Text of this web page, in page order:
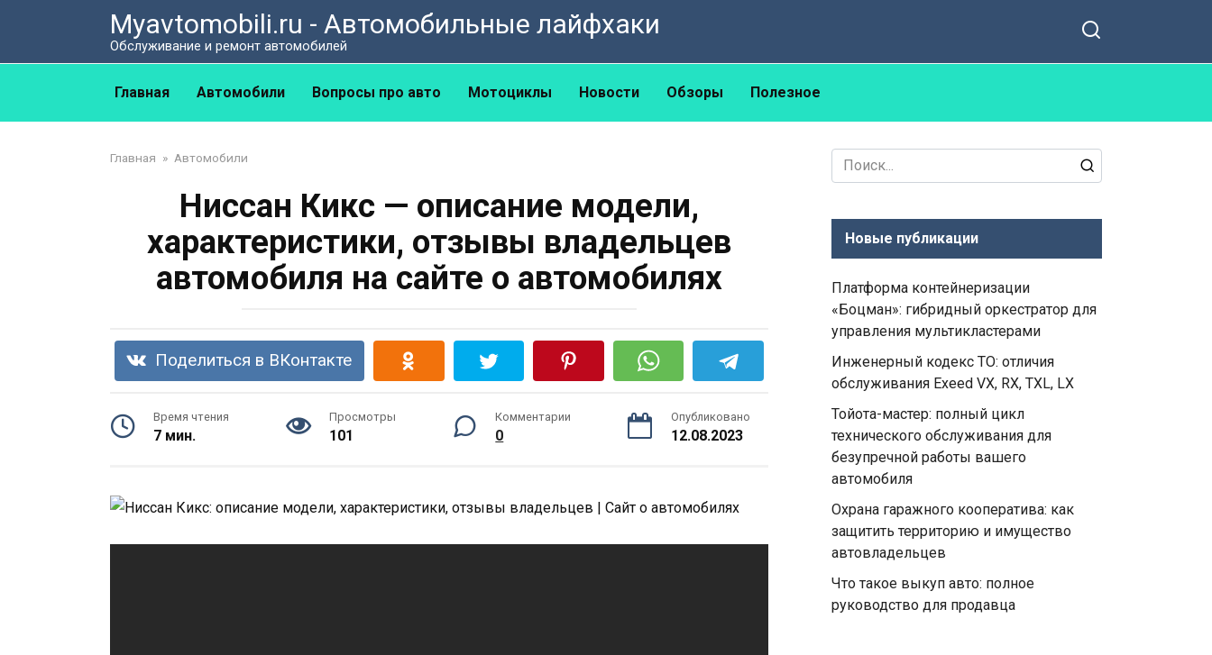
Myavtomobili.ru - Автомобильные лайфхаки
Обслуживание и ремонт автомобилей
Главная Автомобили Вопросы про авто Мотоциклы Новости Обзоры Полезное
Главная » Автомобили
Ниссан Кикс — описание модели,
характеристики, отзывы владельцев
автомобиля на сайте о автомобилях
Поделиться в ВКонтакте
Время чтения
7 мин.
Просмотры
101
Комментарии
0
Опубликовано
12.08.2023
Search
for:
Новые публикации
Платформа контейнеризации
«Боцман»: гибридный оркестратор для
управления мультикластерами
Инженерный кодекс ТО: отличия
обслуживания Exeed VX, RX, TXL, LX
Тойота-мастер: полный цикл
технического обслуживания для
безупречной работы вашего
автомобиля
Охрана гаражного кооператива: как
защитить территорию и имущество
автовладельцев
Что такое выкуп авто: полное
руководство для продавца